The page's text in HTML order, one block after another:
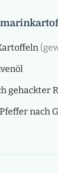
gehackter
nach